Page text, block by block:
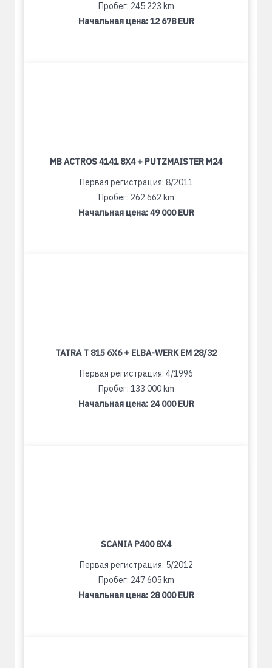
Пробег: 245 223 km
Начальная цена:12 678 EUR
MB ACTROS 4141 8X4 + PUTZMAISTER M24
Первая регистрация: 8/2011
Пробег: 262 662 km
Начальная цена:49 000 EUR
TATRA T 815 6X6 + ELBA-WERK EM 28/32
Первая регистрация: 4/1996
Пробег: 133 000 km
Начальная цена: 24 000 EUR
SCANIA P400 8X4
Первая регистрация: 5/2012
Пробег: 247 605 km
Начальная цена: 28 000 EUR